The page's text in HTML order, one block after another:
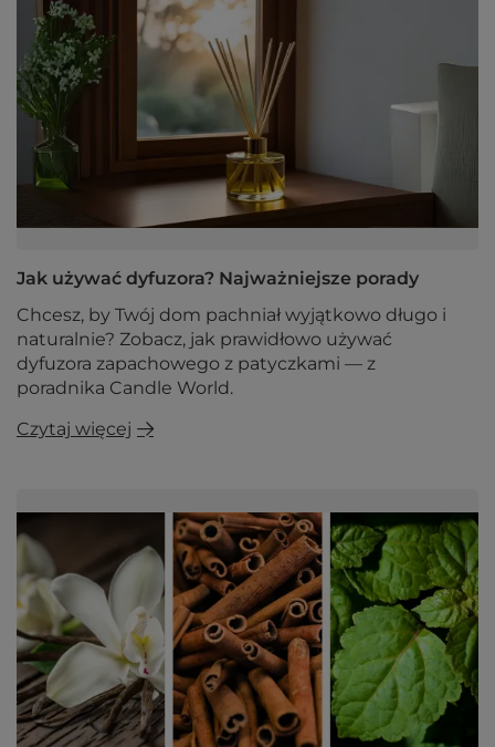
Jak używać dyfuzora? Najważniejsze porady
Chcesz, by Twój dom pachniał wyjątkowo długo i
naturalnie? Zobacz, jak prawidłowo używać
dyfuzora zapachowego z patyczkami — z
poradnika Candle World.
Czytaj więcej